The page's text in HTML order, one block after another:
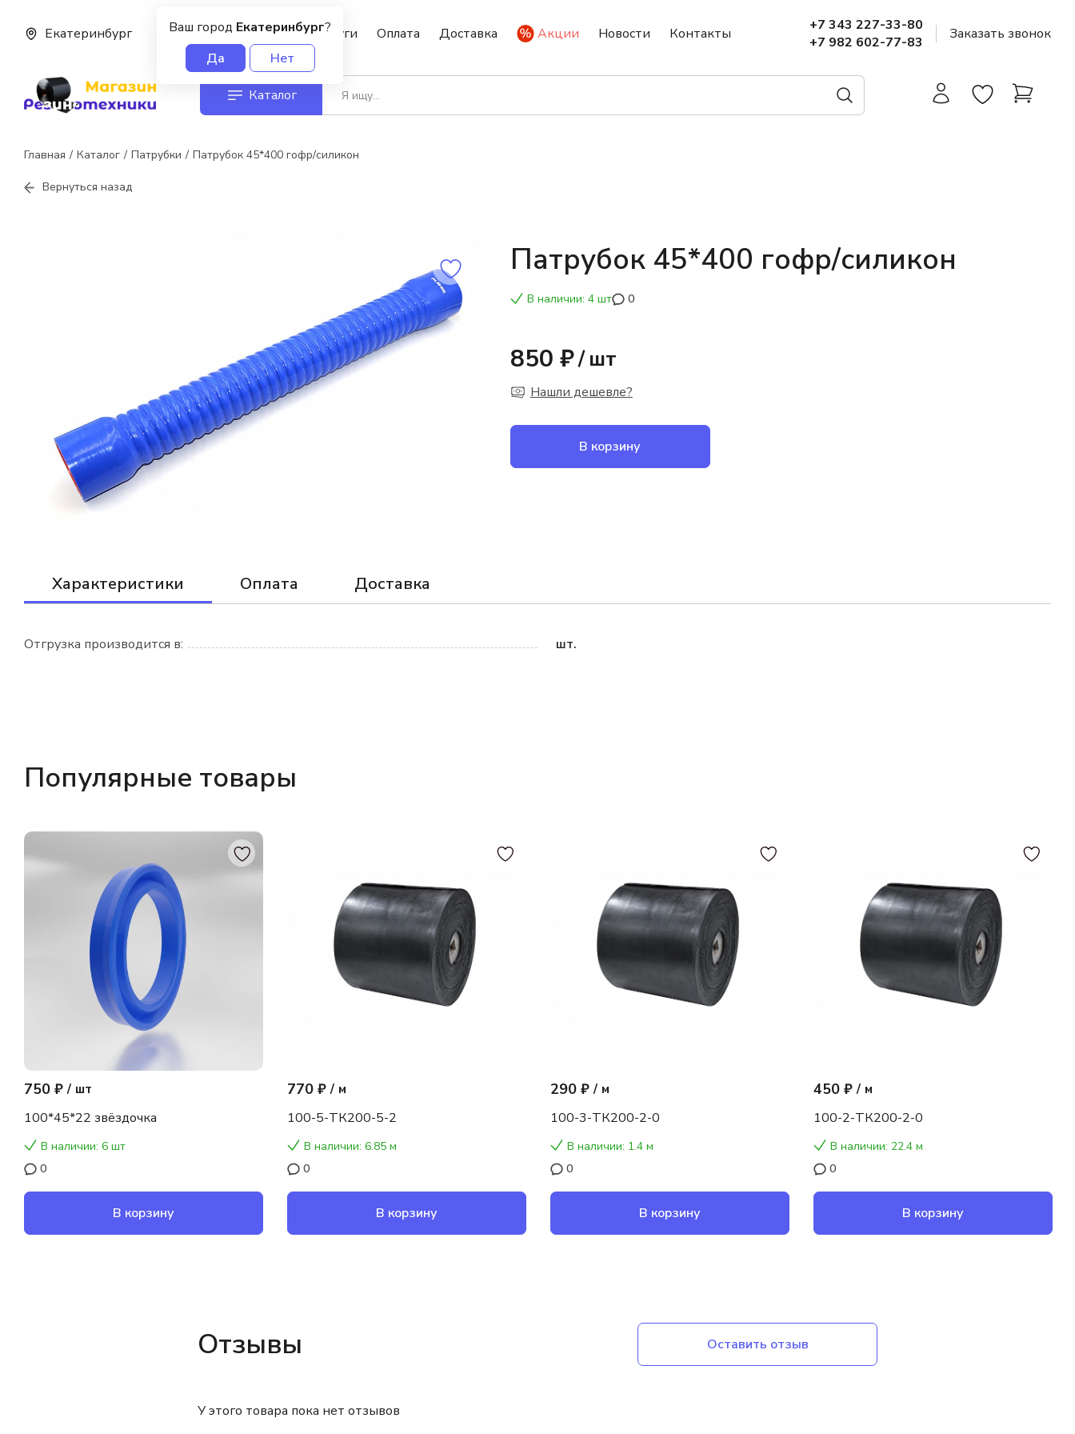
Ваш город Екатеринбург?
Да
Нет
Екатеринбург О нас Услуги Оплата Доставка Акции Новости Контакты
+7 343 227-33-80
+7 982 602-77-83
Заказать звонок
Каталог
Главная Каталог Патрубки Патрубок 45*400 гофр/силикон
Вернуться назад
Патрубок 45*400 гофр/силикон
В наличии: 4 шт 0
850 ₽/ шт
Нашли дешевле?
В корзину
Характеристики Оплата Доставка
Отгрузка производится в: шт.
Популярные товары
750 ₽ / шт
100*45*22 звёздочка
В наличии: 6 шт
0
В корзину
770 ₽ / м
100-5-ТК200-5-2
В наличии: 6.85 м
0
В корзину
290 ₽ / м
100-3-ТК200-2-0
В наличии: 1.4 м
0
В корзину
450 ₽ / м
100-2-ТК200-2-0
В наличии: 22.4 м
0
В корзину
Отзывы Оставить отзыв
У этого товара пока нет отзывов